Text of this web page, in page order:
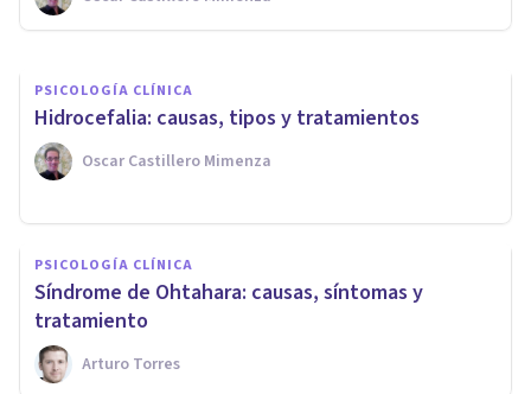
PSICOLOGÍA CLÍNICA
Hidrocefalia: causas, tipos y tratamientos
Oscar Castillero Mimenza
PSICOLOGÍA CLÍNICA
Síndrome de Ohtahara: causas, síntomas y
tratamiento
Arturo Torres